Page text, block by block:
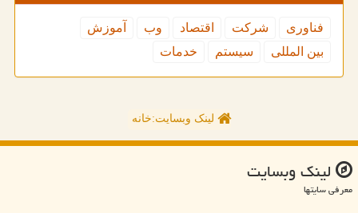
فناوری شركت اقتصاد وب
آموزش
بین المللی
سیستم خدمات
لینک وبسایت:خانه
لینك وبسایت
معرفی سایتها